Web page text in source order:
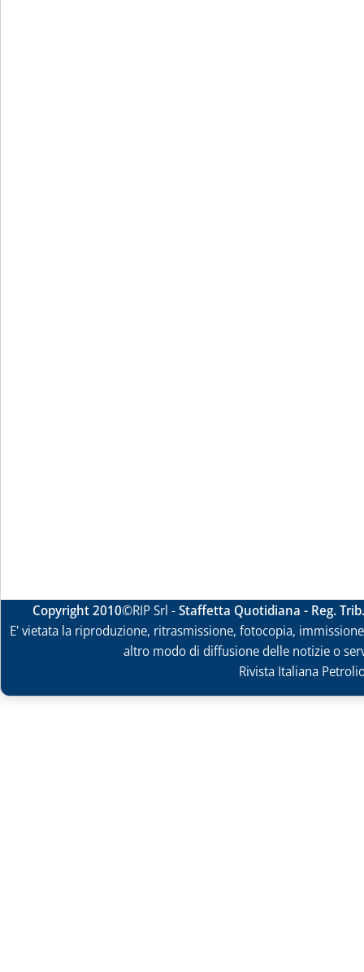
Copyright 2010©RIP Srl -Staffetta Quotidiana - Reg.
E' vietata la riproduzione, ritrasmissione, fotocopia,
altro modo di diffusione delle notizie o
Rivista Italiana